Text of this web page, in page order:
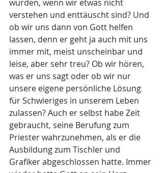
würden, wenn wir etwas nicht
verstehen und enttäuscht sind? Und
ob wir uns dann von Gott helfen
lassen, denn er geht ja auch mit uns
immer mit, meist unscheinbar und
leise, aber sehr treu? Ob wir hören,
was er uns sagt oder ob wir nur
unsere eigene persönliche Lösung
für Schwieriges in unserem Leben
zulassen? Auch er selbst habe Zeit
gebraucht, seine Berufung zum
Priester wahrzunehmen, als er die
Ausbildung zum Tischler und
Grafiker abgeschlossen hatte. Immer